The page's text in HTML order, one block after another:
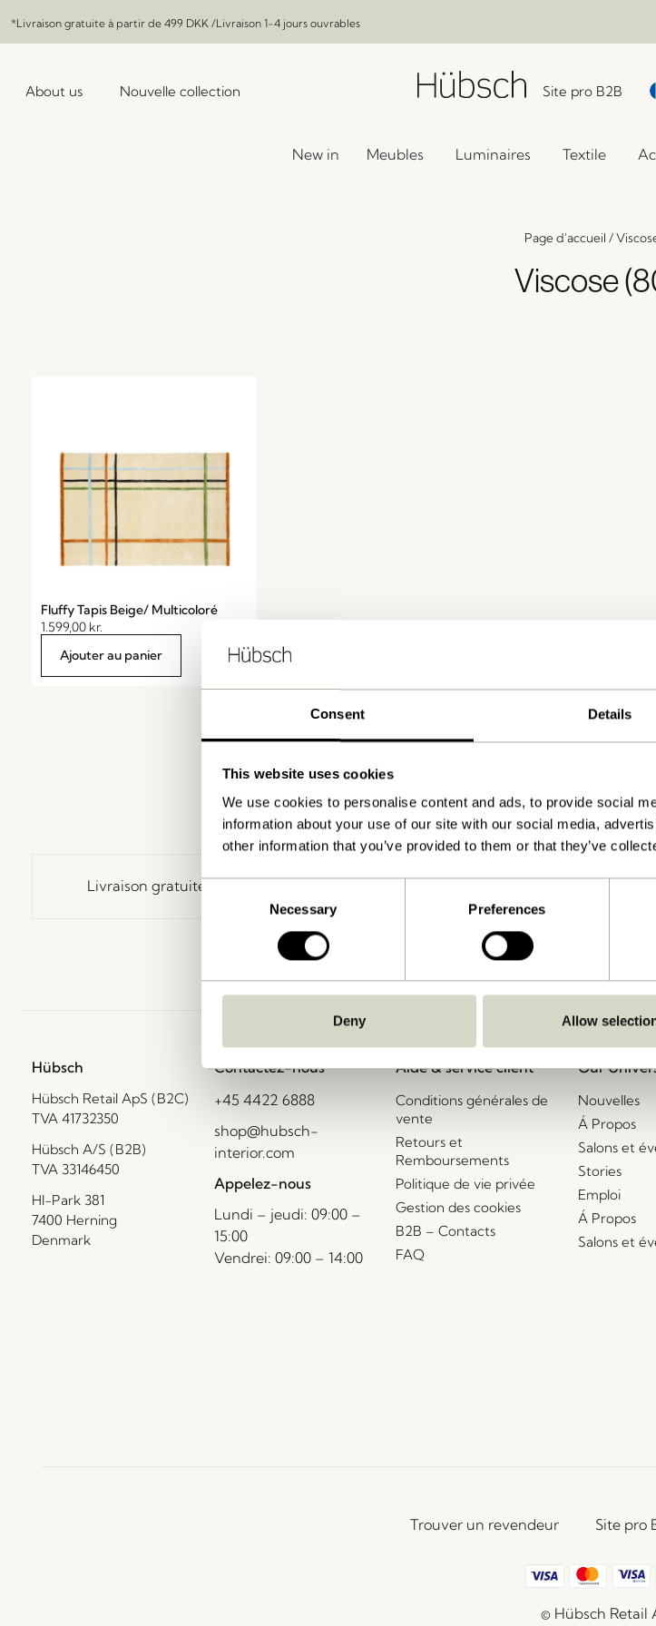
Consent Details
This website uses cookies
We use cookies to personalise content and ads, to provide social
information about your use of our site with our social media,
other information that you’ve provided to them or that they’ve
Consent
Necessary Preferences
Deny Allow
*Livraison gratuite à partir de 499 DKK /Livraison 1-4 jours ouvrables
About us Nouvelle collection Site pro B2B
New in Meubles Luminaires Textile
Page d'accueil /
Viscose
Fluffy Tapis Beige/ Multicoloré
1.599,00 kr.
Ajouter au panier
Livraison gratuite à partir de
Hübsch
Hübsch Retail ApS (B2C)
TVA 41732350
Hübsch A/S (B2B)
TVA 33146450
HI-Park 381
7400 Herning
Denmark
Contactez-nous
+45 4422 6888
shop@hubsch-
interior.com
Appelez-nous
Lundi – jeudi: 09:00 –
15:00
Vendrei: 09:00 – 14:00
Aide & service client
Conditions générales de
vente
Retours et
Remboursements
Politique de vie privée
Gestion des cookies
B2B – Contacts
FAQ
Our
Nouvelles
Á Propos
Salons et
Stories
Emploi
Á Propos
Salons et
Trouver un revendeur Site pro
© Hübsch Retail